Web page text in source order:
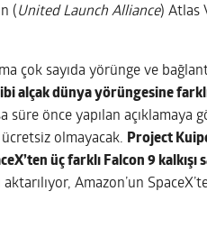
(United Launch Alliance) Atlas
çok sayıda yörünge ve
alçak dünya yörüngesine
süre önce yapılan açıklamaya
olmayacak. Project
üç farklı Falcon 9 kalkışı
aktarılıyor, Amazon’un